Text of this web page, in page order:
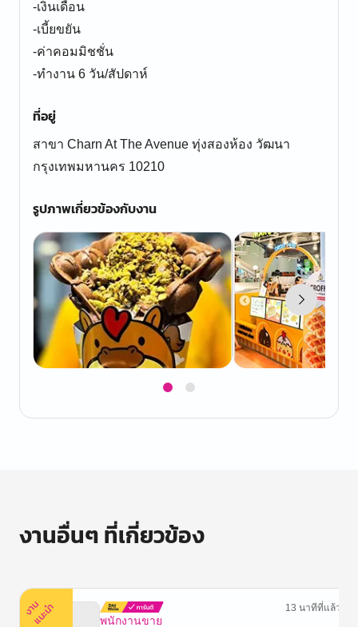
-เงินเดือน
-เบี้ยขยัน
-ค่าคอมมิชชั่น
-ทำงาน 6 วัน/สัปดาห์
ที่อยู่
สาขา Charn At The Avenue ทุ่งสองห้อง วัฒนา
กรุงเทพมหานคร 10210
รูปภาพเกี่ยวข้องกับงาน
งานอื่นๆ ที่เกี่ยวข้อง
ง
า
น
แ
น
ะ
นำ พนักงานขาย
13 นาทีที่แล้ว